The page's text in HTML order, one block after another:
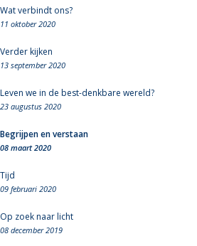
Wat verbindt ons?
11 oktober 2020
Verder kijken
13 september 2020
Leven we in de best-denkbare wereld?
23 augustus 2020
Begrijpen en verstaan
08 maart 2020
Tijd
09 februari 2020
Op zoek naar licht
08 december 2019